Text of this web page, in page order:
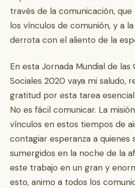
través de la comunicación,
los vínculos de comunión, y a
derrota con el aliento de la
En esta Jornada Mundial de las
Sociales 2020 vaya mi saludo,
gratitud por esta tarea
No es fácil comunicar. La
vínculos en estos tiempos de
contagiar esperanza a quienes
sumergidos en la noche de la
este trabajo en un gran y
esto, animo a todos los